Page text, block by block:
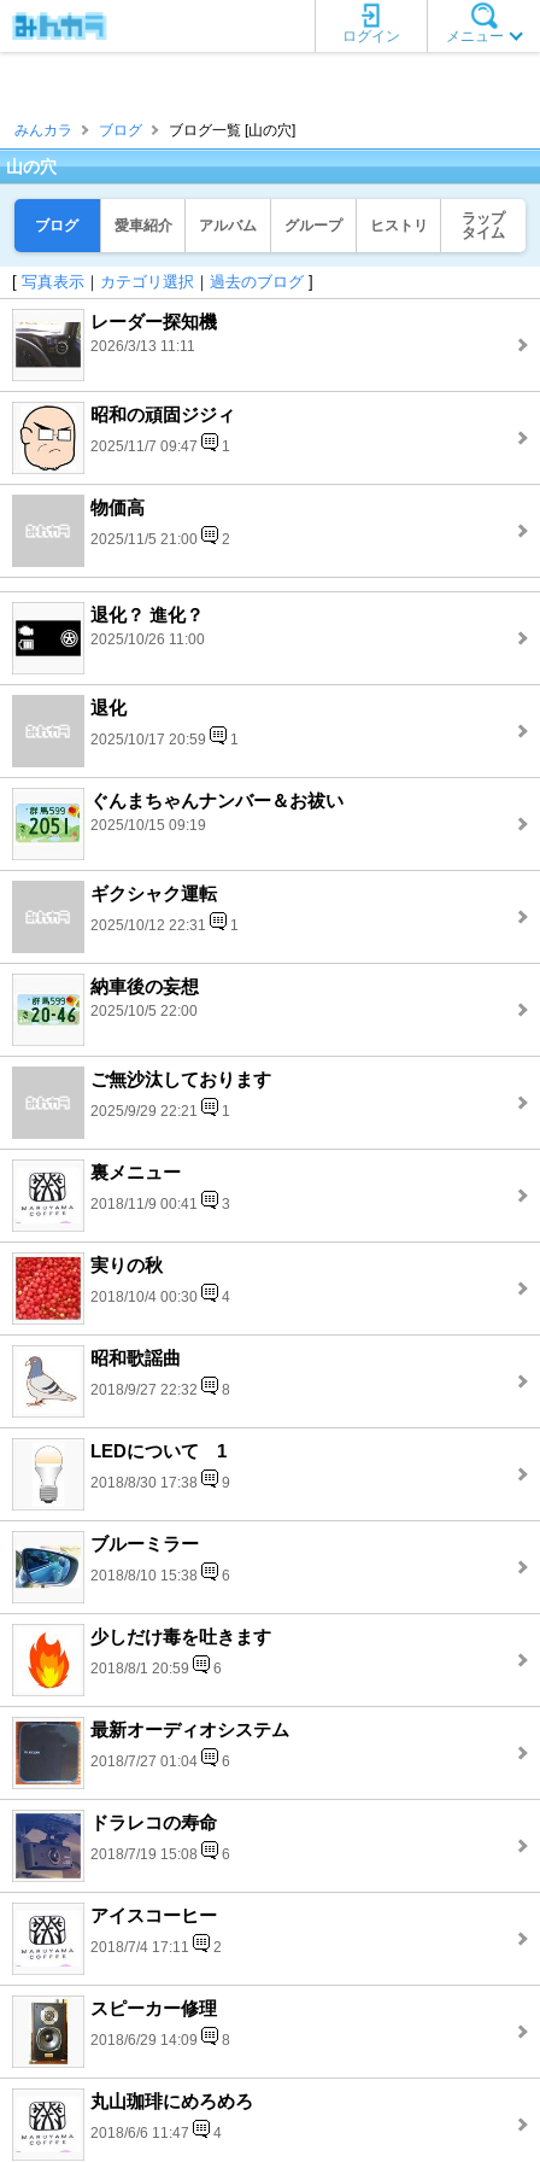
メニュー
ログイン
みんカラ ブログ ブログ一覧 [山の穴]
山の穴
ブログ 愛車紹介 アルバム グループ ヒストリ
ラップ
タイム
[ 写真表示 ｜ カテゴリ選択 ｜ 過去のブログ ]
レーダー探知機
2026/3/13 11:11
昭和の頑固ジジィ
2025/11/7 09:47 1
物価高
2025/11/5 21:00 2
退化？ 進化？
2025/10/26 11:00
退化
2025/10/17 20:59 1
ぐんまちゃんナンバー＆お祓い
2025/10/15 09:19
ギクシャク運転
2025/10/12 22:31 1
納車後の妄想
2025/10/5 22:00
ご無沙汰しております
2025/9/29 22:21 1
裏メニュー
2018/11/9 00:41 3
実りの秋
2018/10/4 00:30 4
昭和歌謡曲
2018/9/27 22:32 8
LEDについて 1
2018/8/30 17:38 9
ブルーミラー
2018/8/10 15:38 6
少しだけ毒を吐きます
2018/8/1 20:59 6
最新オーディオシステム
2018/7/27 01:04 6
ドラレコの寿命
2018/7/19 15:08 6
アイスコーヒー
2018/7/4 17:11 2
スピーカー修理
2018/6/29 14:09 8
丸山珈琲にめろめろ
2018/6/6 11:47 4